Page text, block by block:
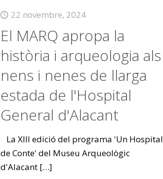
22 novembre, 2024
El MARQ apropa la
història i arqueologia als
nens i nenes de llarga
estada de l'Hospital
General d'Alacant
La XIII edició del programa 'Un Hospital
de Conte' del Museu Arqueològic
d'Alacant[…]